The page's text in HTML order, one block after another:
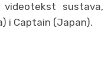
sustava,
i Captain (Japan).